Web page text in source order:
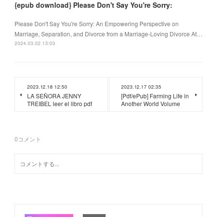
{epub download} Please Don't Say You're Sorry:
Please Don't Say You're Sorry: An Empowering Perspective on
Marriage, Separation, and Divorce from a Marriage-Loving Divorce At…
2024.03.02 13:03
2023.12.18 12:50
LA SEÑORA JENNY
TREIBEL leer el libro pdf
2023.12.17 02:35
[Pdf/ePub] Farming Life in
Another World Volume
0コメント